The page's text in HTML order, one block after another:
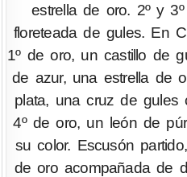
estrella de oro. 2º y
floreteada de gules. En
1º de oro, un castillo de
de azur, una estrella de
plata, una cruz de gules
4º de oro, un león de
su color. Escusón
de oro acompañada de